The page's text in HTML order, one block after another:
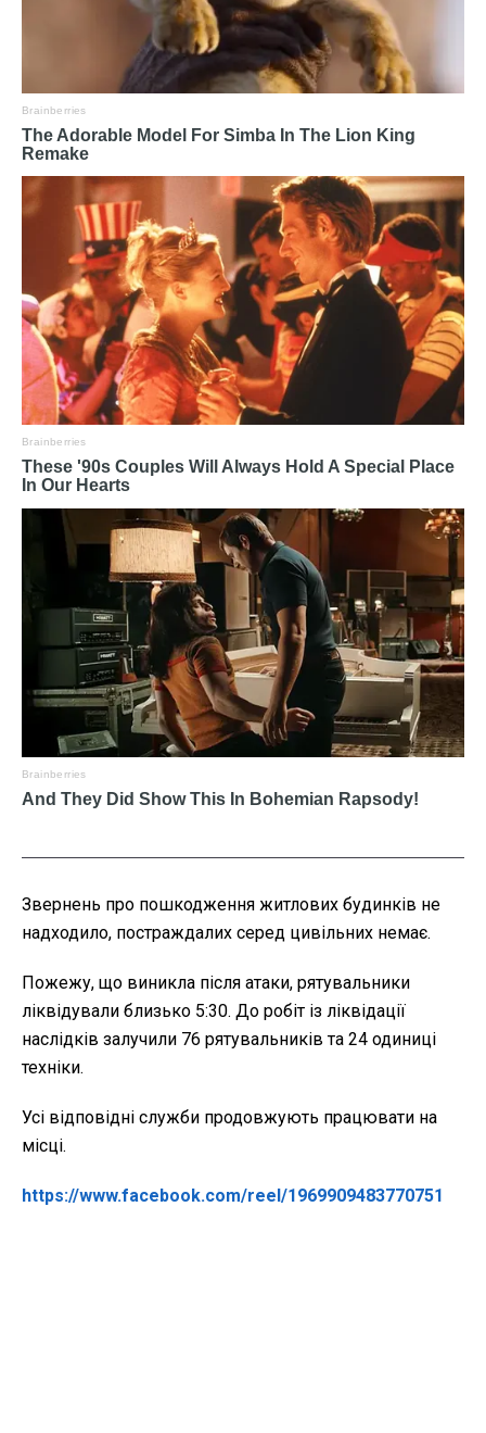
Звернень про пошкодження житлових будинків не
надходило, постраждалих серед цивільних немає.
Пожежу, що виникла після атаки, рятувальники
ліквідували близько 5:30. До робіт із ліквідації
наслідків залучили 76 рятувальників та 24 одиниці
техніки.
Усі відповідні служби продовжують працювати на
місці.
https://www.facebook.com/reel/1969909483770751